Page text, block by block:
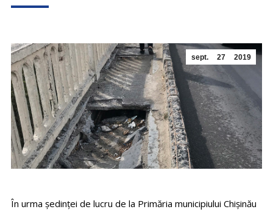
sept. 27 2019
În urma ședinței de lucru de la Primăria municipiului Chișinău